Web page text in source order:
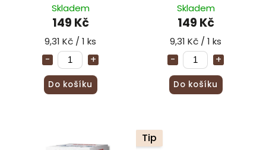
Skladem
149 Kč
9,31 Kč / 1 ks
Do košíku
Skladem
149 Kč
9,31 Kč / 1 ks
Do košíku
Tip